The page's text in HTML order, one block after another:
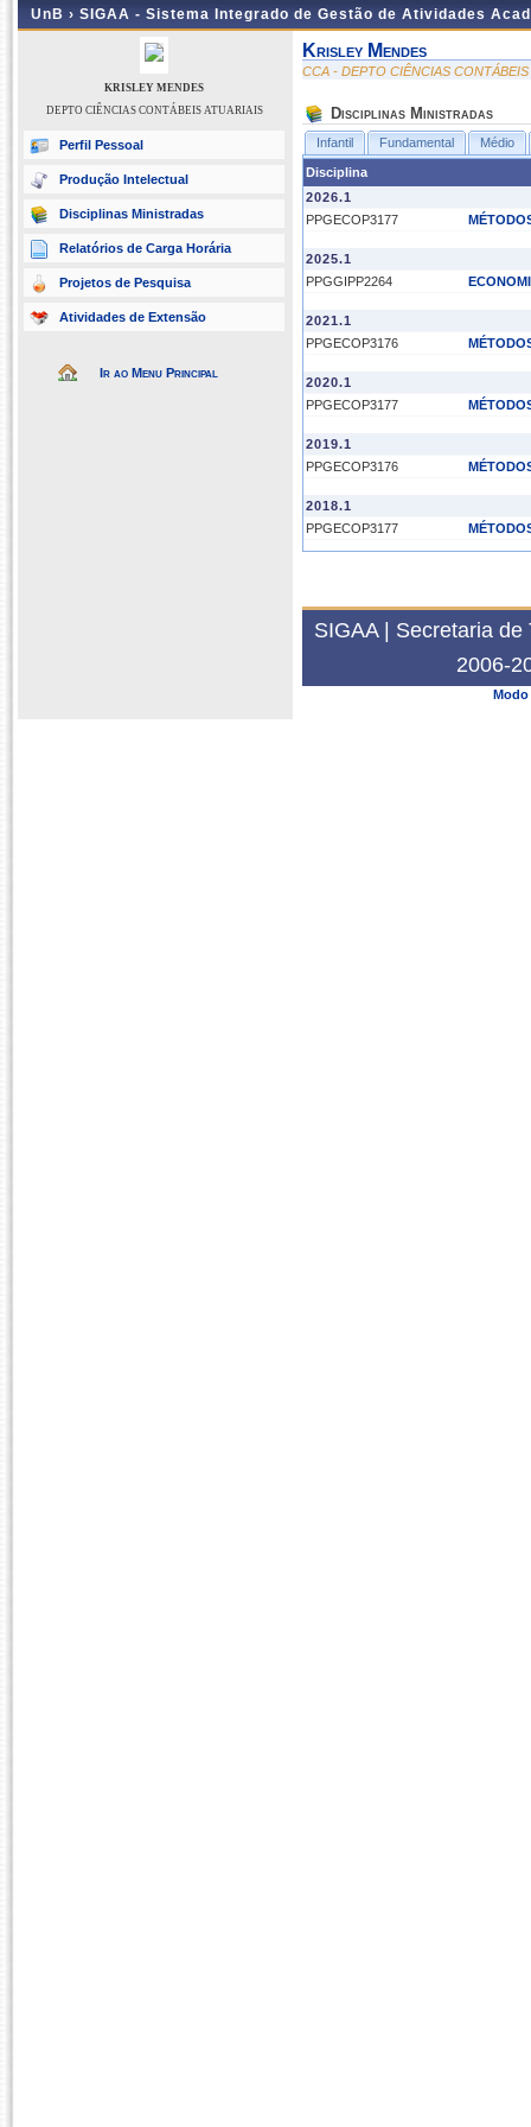
UnB › SIGAA - Sistema Integrado de Gestão de Atividades
KRISLEY MENDES
DEPTO CIÊNCIAS CONTÁBEIS ATUARIAIS
Perfil Pessoal
Produção Intelectual
Disciplinas Ministradas
Relatórios de Carga Horária
Projetos de Pesquisa
Atividades de Extensão
Ir ao Menu Principal
Krisley Mendes
CCA - DEPTO CIÊNCIAS CONTÁBEIS
Disciplinas Ministradas
Infantil Fundamental Médio
Disciplina
2026.1
PPGECOP3177
2025.1
PPGGIPP2264
2021.1
PPGECOP3176
2020.1
PPGECOP3177
2019.1
PPGECOP3176
2018.1
PPGECOP3177
SIGAA | Secretaria
2006-
Modo